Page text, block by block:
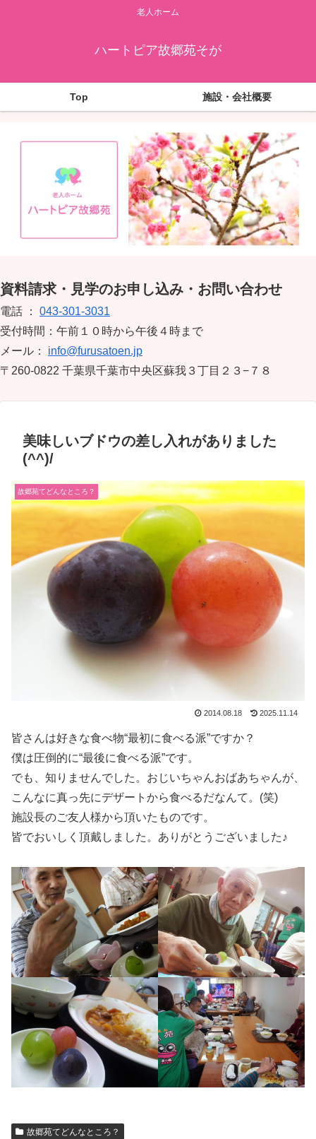
老人ホーム
ハートピア故郷苑そが
Top 施設・会社概要
資料請求・見学のお申し込み・お問い合わせ
電話 ： 043-301-3031
受付時間：午前１０時から午後４時まで
メール： info@furusatoen.jp
〒260-0822 千葉県千葉市中央区蘇我３丁目２３−７８
美味しいブドウの差し入れがありました
(^^)/
故郷苑てどんなところ？
2014.08.18 2025.11.14
皆さんは好きな食べ物“最初に食べる派”ですか？
僕は圧倒的に“最後に食べる派”です。
でも、知りませんでした。おじいちゃんおばあちゃんが、
こんなに真っ先にデザートから食べるだなんて。(笑)
施設長のご友人様から頂いたものです。
皆でおいしく頂戴しました。ありがとうございました♪
故郷苑てどんなところ？